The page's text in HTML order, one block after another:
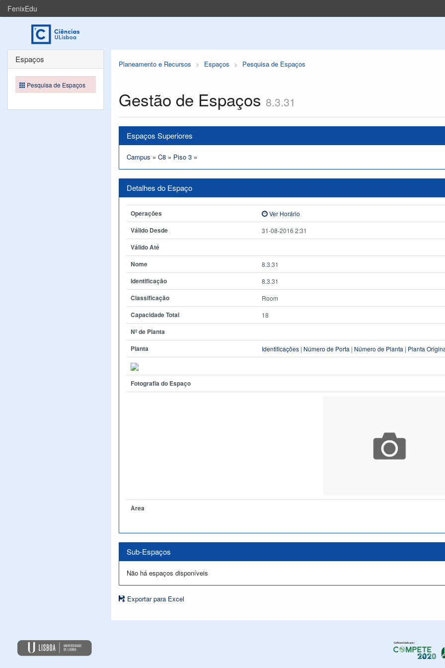
FenixEdu
Planeamento e Recursos Espaços Pesquisa de Espaços
Gestão de Espaços 8.3.31
Espaços Superiores
Campus » C8 » Piso 3 »
Detalhes do Espaço
Operações Ver Horário
Válido Desde 31-08-2016 2:31
Válido Até
Nome
8.3.31
Identificação 8.3.31
Classificação Room
Capacidade Total 18
Nº de Planta
Planta
Identificações | Número de Porta | Número de Planta | Planta
Fotografia do Espaço
Àrea
Sub-Espaços
Não há espaços disponíveis
Exportar para Excel
Espaços
Pesquisa de Espaços